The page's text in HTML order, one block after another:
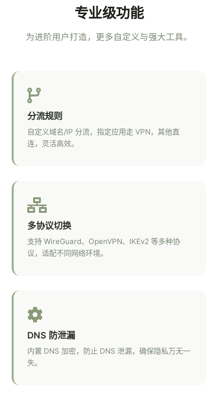
专业级功能
为进阶用户打造，更多自定义与强大工具。
分流规则
自定义域名/IP 分流，指定应用走 VPN，其他直
连，灵活高效。
多协议切换
支持 WireGuard、OpenVPN、IKEv2 等多种协
议，适配不同网络环境。
DNS 防泄漏
内置 DNS 加密，防止 DNS 泄漏，确保隐私万无一
失。